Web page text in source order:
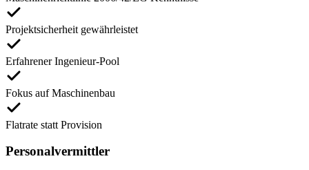
Projektsicherheit gewährleistet
Erfahrener Ingenieur-Pool
Fokus auf Maschinenbau
Flatrate statt Provision
Personalvermittler